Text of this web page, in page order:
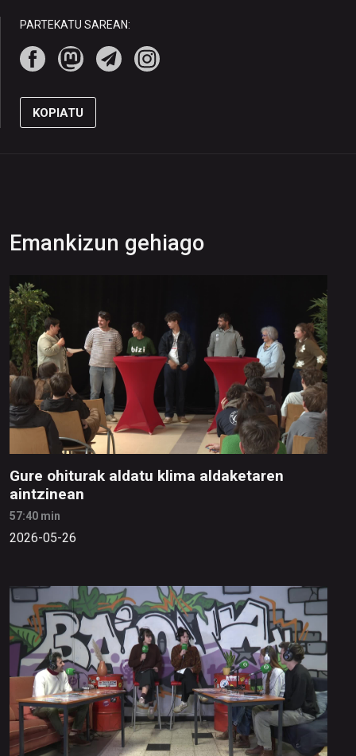
PARTEKATU SAREAN:
KOPIATU
Emankizun gehiago
Gure ohiturak aldatu klima aldaketaren
aintzinean
57:40 min
2026-05-26